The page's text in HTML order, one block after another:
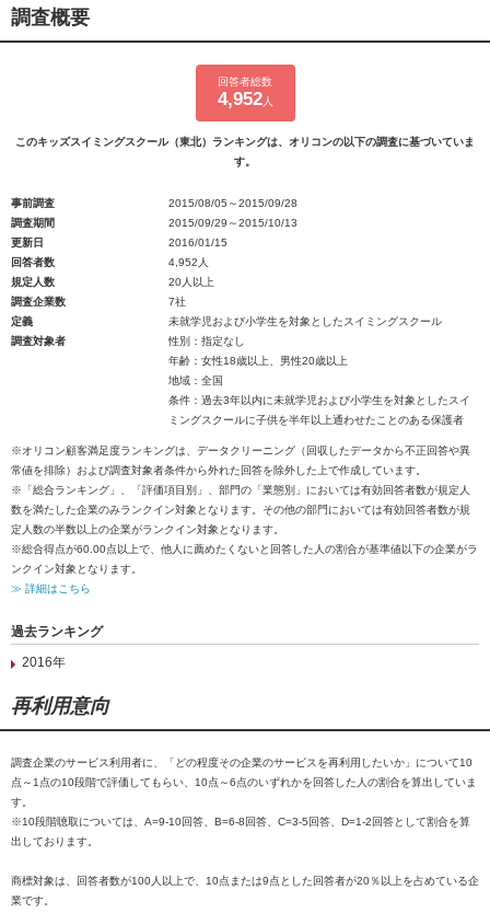
調査概要
回答者総数
4,952人
このキッズスイミングスクール（東北）ランキングは、オリコンの以下の調査に基づいていま
す。
事前調査
2015/08/05～2015/09/28
調査期間
2015/09/29～2015/10/13
更新日
2016/01/15
回答者数
4,952人
規定人数
20人以上
調査企業数
7社
定義
未就学児および小学生を対象としたスイミングスクール
調査対象者
性別：指定なし
年齢：女性18歳以上、男性20歳以上
地域：全国
条件：過去3年以内に未就学児および小学生を対象としたスイ
ミングスクールに子供を半年以上通わせたことのある保護者
※オリコン顧客満足度ランキングは、データクリーニング（回収したデータから不正回答や異
常値を排除）および調査対象者条件から外れた回答を除外した上で作成しています。
※「総合ランキング」、「評価項目別」、部門の「業態別」においては有効回答者数が規定人
数を満たした企業のみランクイン対象となります。その他の部門においては有効回答者数が規
定人数の半数以上の企業がランクイン対象となります。
※総合得点が60.00点以上で、他人に薦めたくないと回答した人の割合が基準値以下の企業がラ
ンクイン対象となります。
≫ 詳細はこちら
過去ランキング
2016年
再利用意向
調査企業のサービス利用者に、「どの程度その企業のサービスを再利用したいか」について10
点～1点の10段階で評価してもらい、10点～6点のいずれかを回答した人の割合を算出していま
す。
※10段階聴取については、A=9-10回答、B=6-8回答、C=3-5回答、D=1-2回答として割合を算
出しております。
商標対象は、回答者数が100人以上で、10点または9点とした回答者が20％以上を占めている企
業です。